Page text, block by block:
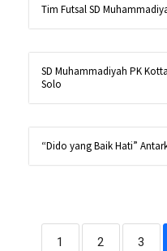
Tim Futsal SD
SD Muhammadiyah PK
Solo
“Dido yang Baik Hati”
1 2 3